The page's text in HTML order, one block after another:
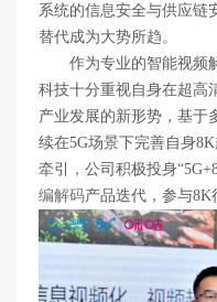
系统的信息安全与供应链
替代成为大势所趋。
作为专业的智能视频
科技十分重视自身在超高
产业发展的新形势，基于
续在5G场景下完善自身
牵引，公司积极投身
编解码产品迭代，参与8K